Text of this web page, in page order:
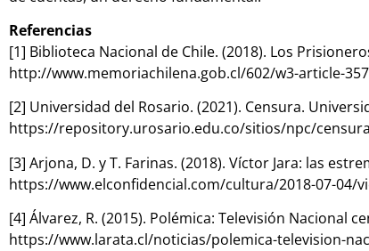
Referencias
[1] Biblioteca Nacional de Chile. (2018). Los
http://www.memoriachilena.gob.cl/602/w3-article-
[2] Universidad del Rosario. (2021). Censura.
https://repository.urosario.edu.co/sitios/npc/
[3] Arjona, D. y T. Farinas. (2018). Víctor Jara: las
https://www.elconfidencial.com/cultura/2018-07-04/
[4] Álvarez, R. (2015). Polémica: Televisión Nacional
https://www.larata.cl/noticias/polemica-television-